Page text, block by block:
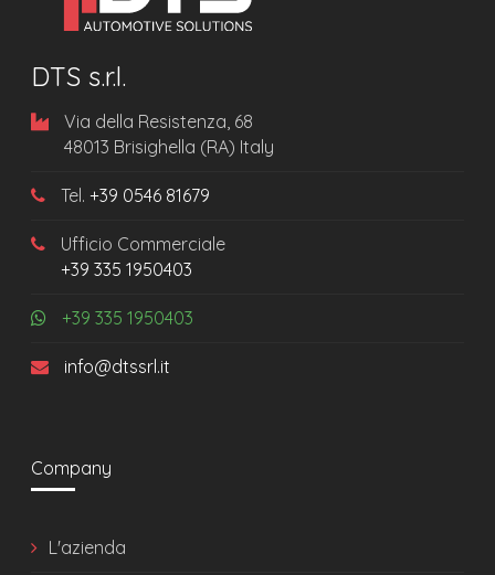
DTS s.r.l.
Via della Resistenza, 68
48013 Brisighella (RA) Italy
Tel.+39 0546 81679
Ufficio Commerciale
+39 335 1950403
+39 335 1950403
info@dtssrl.it
Company
L'azienda